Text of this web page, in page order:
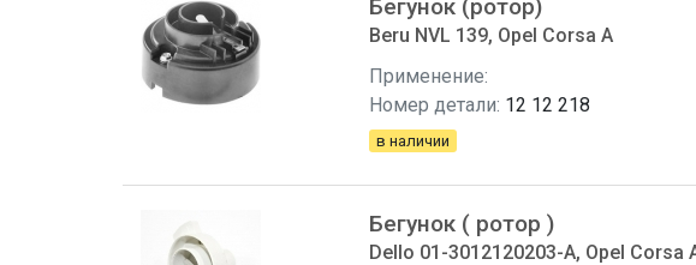
Бегунок (ротор)
Beru NVL 139, Opel Corsa A
Применение:
Номер детали: 12 12 218
в наличии
Бегунок ( ротор )
Dello 01-3012120203-A, Opel Corsa